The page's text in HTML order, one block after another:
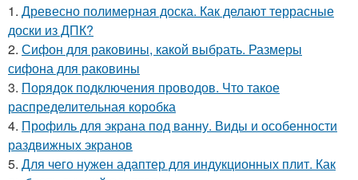
1. Древесно полимерная доска. Как делают террасные
доски из ДПК?
2. Сифон для раковины, какой выбрать. Размеры
сифона для раковины
3. Порядок подключения проводов. Что такое
распределительная коробка
4. Профиль для экрана под ванну. Виды и особенности
раздвижных экранов
5. Для чего нужен адаптер для индукционных плит. Как